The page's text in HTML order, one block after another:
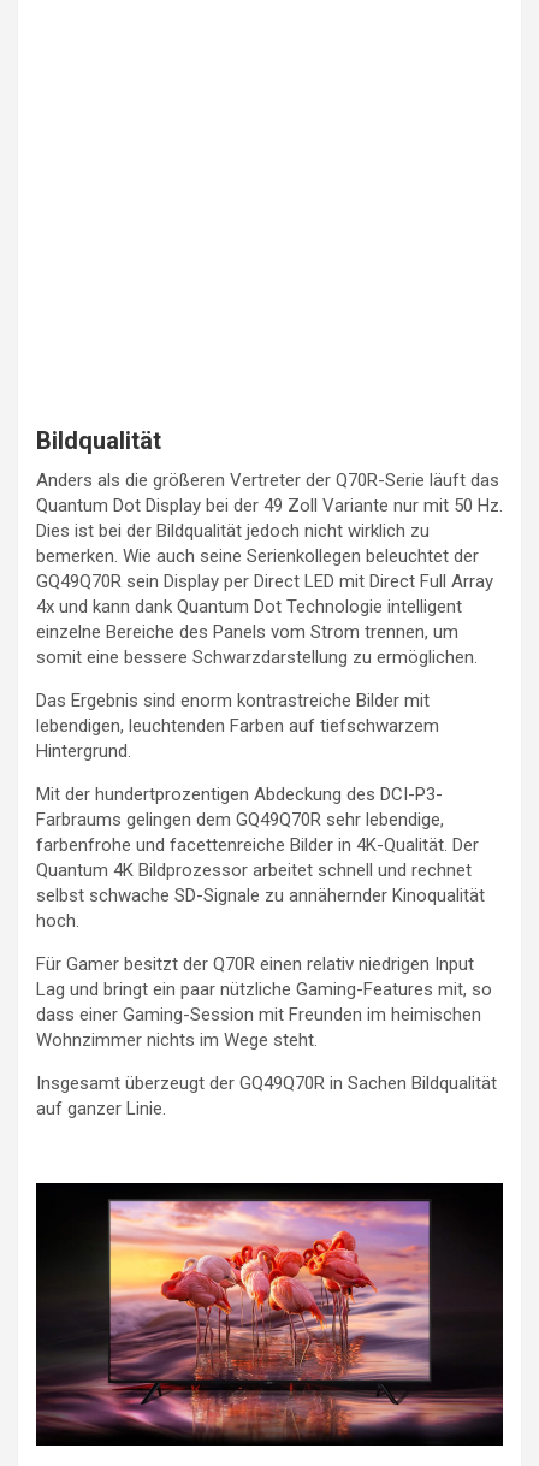
Bildqualität
Anders als die größeren Vertreter der Q70R-Serie läuft das
Quantum Dot Display bei der 49 Zoll Variante nur mit 50 Hz.
Dies ist bei der Bildqualität jedoch nicht wirklich zu
bemerken. Wie auch seine Serienkollegen beleuchtet der
GQ49Q70R sein Display per Direct LED mit Direct Full Array
4x und kann dank Quantum Dot Technologie intelligent
einzelne Bereiche des Panels vom Strom trennen, um
somit eine bessere Schwarzdarstellung zu ermöglichen.
Das Ergebnis sind enorm kontrastreiche Bilder mit
lebendigen, leuchtenden Farben auf tiefschwarzem
Hintergrund.
Mit der hundertprozentigen Abdeckung des DCI-P3-
Farbraums gelingen dem GQ49Q70R sehr lebendige,
farbenfrohe und facettenreiche Bilder in 4K-Qualität. Der
Quantum 4K Bildprozessor arbeitet schnell und rechnet
selbst schwache SD-Signale zu annähernder Kinoqualität
hoch.
Für Gamer besitzt der Q70R einen relativ niedrigen Input
Lag und bringt ein paar nützliche Gaming-Features mit, so
dass einer Gaming-Session mit Freunden im heimischen
Wohnzimmer nichts im Wege steht.
Insgesamt überzeugt der GQ49Q70R in Sachen Bildqualität
auf ganzer Linie.